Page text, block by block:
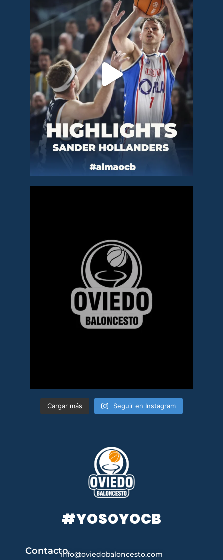
Cargar más Seguir en Instagram
#YOSOYOCB
Contactoinfo@oviedobaloncesto.com